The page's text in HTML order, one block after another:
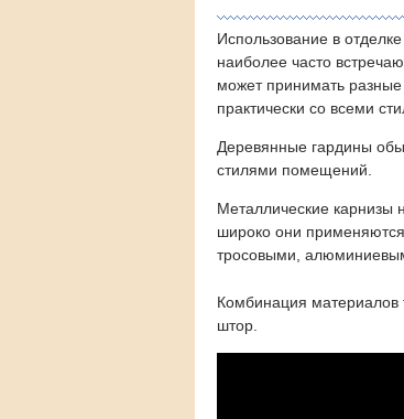
Использование в
наиболее часто
может принимать
практически со всеми
Деревянные гардины
стилями помещений.
Металлические карнизы
широко они
тросовыми,
Комбинация материалов
штор.